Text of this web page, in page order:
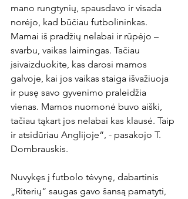
mano rungtynių, spausdavo ir visada
norėjo, kad būčiau futbolininkas.
Mamai iš pradžių nelabai ir rūpėjo –
svarbu, vaikas laimingas. Tačiau
įsivaizduokite, kas darosi mamos
galvoje, kai jos vaikas staiga išvažiuoja
ir pusę savo gyvenimo praleidžia
vienas. Mamos nuomonė buvo aiški,
tačiau tąkart jos nelabai kas klausė. Taip
ir atsidūriau Anglijoje“, - pasakojo T.
Dombrauskis.
Nuvykęs į futbolo tėvynę, dabartinis
„Riterių“ saugas gavo šansą pamatyti,